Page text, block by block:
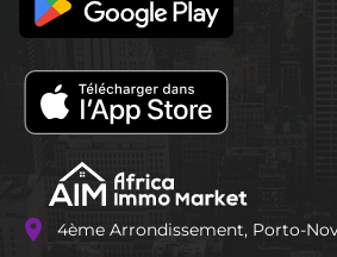
location_on 4ème Arrondissement, Porto-